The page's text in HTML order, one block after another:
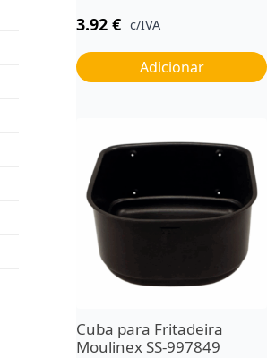
3.92€ c/IVA
Adicionar
Cuba para Fritadeira
Moulinex SS-997849